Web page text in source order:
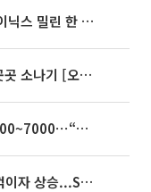
[베스트&워스트] 삼성전자·SK하이닉스 밀린 한 주…상상인증권은 85% 급등
35도 안팎 무더위 이어져…전국 곳곳 소나기 [오늘 날씨]
[주간증시전망] 다음주 코스피 6000~7000⋯“外人 수급은 정책이 변수”
뉴욕증시, 연준 금리인상 기대감 꺾이자 상승...S&P500 사상 최고치 [종합]